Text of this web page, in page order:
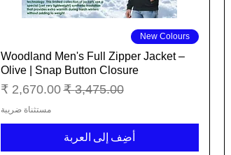
New Colours
Woodland Men's Full Zipper Jacket –
Olive | Snap Button Closure
سعر عادي‏3,475.00 ₹ سعر البيع‏2,670.00 ₹
مستثناة ضريبة
أضِف إلى العربة